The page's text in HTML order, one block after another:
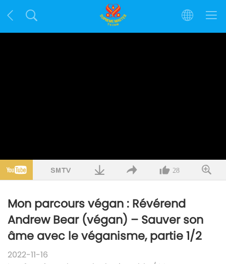
28
Mon parcours végan : Révérend
Andrew Bear (végan) – Sauver son
âme avec le véganisme, partie 1/2
2022-11-16